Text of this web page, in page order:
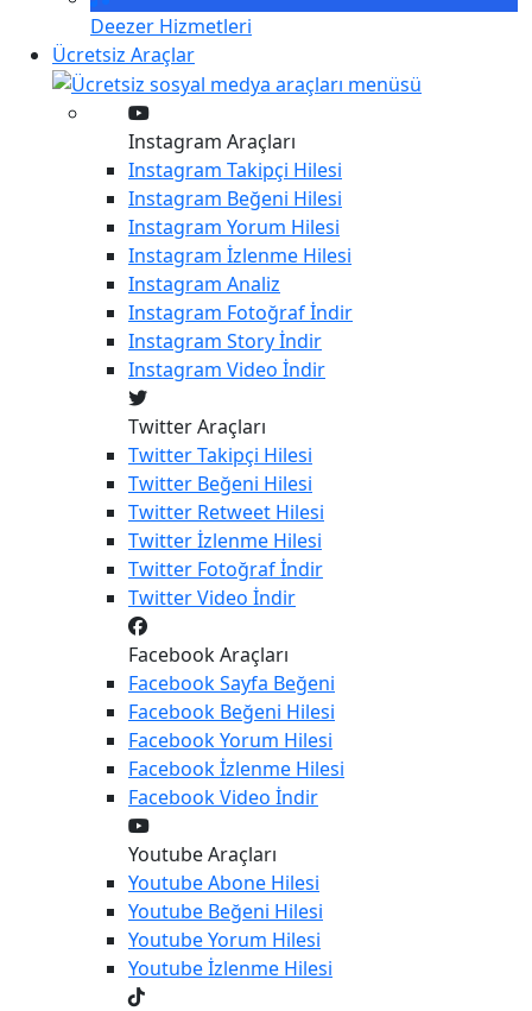
Deezer Hizmetleri
Ücretsiz Araçlar
Instagram Araçları
Instagram Takipçi Hilesi
Instagram Beğeni Hilesi
Instagram Yorum Hilesi
Instagram İzlenme Hilesi
Instagram Analiz
Instagram Fotoğraf İndir
Instagram Story İndir
Instagram Video İndir
Twitter Araçları
TwitterTakipçi Hilesi
Twitter Beğeni Hilesi
Twitter Retweet Hilesi
Twitterİzlenme Hilesi
Twitter Fotoğraf İndir
TwitterVideo İndir
Facebook Araçları
FacebookSayfa Beğeni
Facebook Beğeni Hilesi
FacebookYorum Hilesi
Facebookİzlenme Hilesi
FacebookVideo İndir
Youtube Araçları
YoutubeAbone Hilesi
Youtube Beğeni Hilesi
YoutubeYorum Hilesi
Youtubeİzlenme Hilesi